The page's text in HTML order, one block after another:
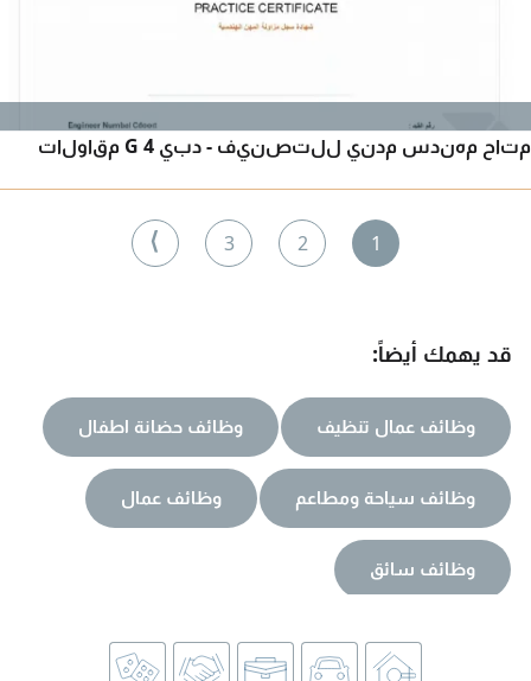
متاح مهندس مدني للتصنيف - دبي G 4 مقاولات
1
2
3
⟩
قد يهمك أيضاً:
وظائف عمال تنظيف وظائف حضانة اطفال
وظائف سياحة ومطاعم وظائف عمال
وظائف سائق